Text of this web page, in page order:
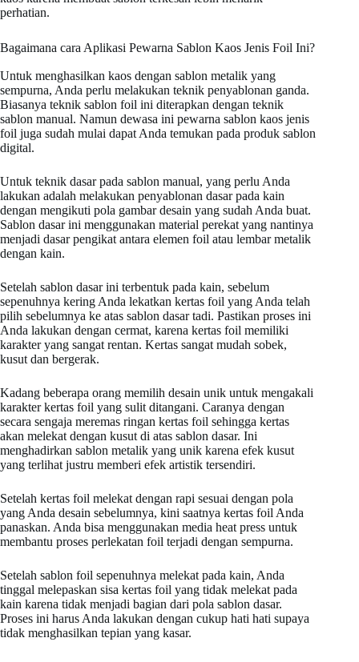
perhatian.
Bagaimana cara Aplikasi Pewarna Sablon Kaos Jenis Foil Ini?
Untuk menghasilkan kaos dengan sablon metalik yang
sempurna, Anda perlu melakukan teknik penyablonan ganda.
Biasanya teknik sablon foil ini diterapkan dengan teknik
sablon manual. Namun dewasa ini pewarna sablon kaos jenis
foil juga sudah mulai dapat Anda temukan pada produk sablon
digital.
Untuk teknik dasar pada sablon manual, yang perlu Anda
lakukan adalah melakukan penyablonan dasar pada kain
dengan mengikuti pola gambar desain yang sudah Anda buat.
Sablon dasar ini menggunakan material perekat yang nantinya
menjadi dasar pengikat antara elemen foil atau lembar metalik
dengan kain.
Setelah sablon dasar ini terbentuk pada kain, sebelum
sepenuhnya kering Anda lekatkan kertas foil yang Anda telah
pilih sebelumnya ke atas sablon dasar tadi. Pastikan proses ini
Anda lakukan dengan cermat, karena kertas foil memiliki
karakter yang sangat rentan. Kertas sangat mudah sobek,
kusut dan bergerak.
Kadang beberapa orang memilih desain unik untuk mengakali
karakter kertas foil yang sulit ditangani. Caranya dengan
secara sengaja meremas ringan kertas foil sehingga kertas
akan melekat dengan kusut di atas sablon dasar. Ini
menghadirkan sablon metalik yang unik karena efek kusut
yang terlihat justru memberi efek artistik tersendiri.
Setelah kertas foil melekat dengan rapi sesuai dengan pola
yang Anda desain sebelumnya, kini saatnya kertas foil Anda
panaskan. Anda bisa menggunakan media heat press untuk
membantu proses perlekatan foil terjadi dengan sempurna.
Setelah sablon foil sepenuhnya melekat pada kain, Anda
tinggal melepaskan sisa kertas foil yang tidak melekat pada
kain karena tidak menjadi bagian dari pola sablon dasar.
Proses ini harus Anda lakukan dengan cukup hati hati supaya
tidak menghasilkan tepian yang kasar.